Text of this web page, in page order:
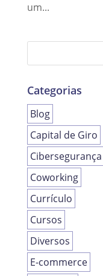
um...
Categorias
Blog
Capital de Giro
Cibersegurança
Coworking
Currículo
Cursos
Diversos
E-commerce